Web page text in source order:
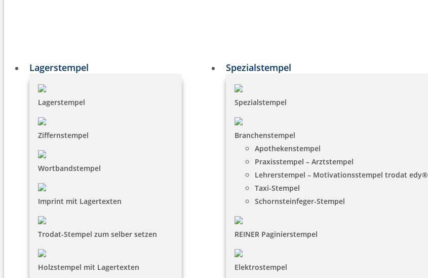
Lagerstempel
Lagerstempel
Ziffernstempel
Wortbandstempel
Imprint mit Lagertexten
Trodat-Stempel zum selber setzen
Holzstempel mit Lagertexten
Spezialstempel
Spezialstempel
Branchenstempel
Apothekenstempel
Praxisstempel – Arztstempel
Lehrerstempel – Motivationsstempel trodat edy®
Taxi-Stempel
Schornsteinfeger-Stempel
REINER Paginierstempel
Elektrostempel